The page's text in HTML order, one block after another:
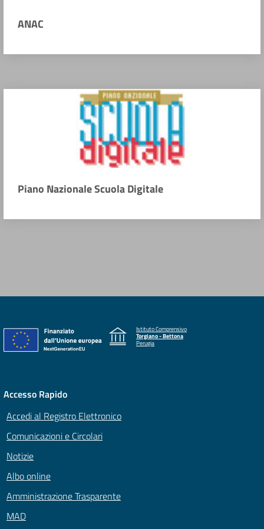
ANAC
Piano Nazionale Scuola Digitale
Istituto Comprensivo
Torgiano - Bettona
Perugia
Accesso Rapido
Accedi al Registro Elettronico
Comunicazioni e Circolari
Notizie
Albo online
Amministrazione Trasparente
MAD